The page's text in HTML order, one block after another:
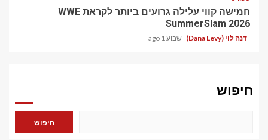
חמישה קווי עלילה גרועים ביותר לקראת WWE
SummerSlam 2026
דנה לוי (Dana Levy) שבוע 1 ago
חיפוש
חיפוש